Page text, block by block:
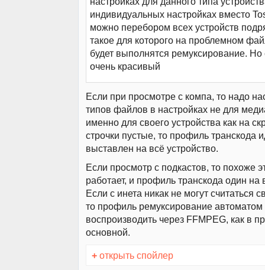
индивидуальных настройках вместо
можно перебором всех устройств
такое для которого на проблемном
будет выполнятся ремуксирование.
очень красивый
Если при просмотре с компа, то надо
типов файлов в настройках не для
именно для своего устройства как на
строчки пустые, то профиль транскода
выставлен на всё устройство.
Если просмотр с подкастов, то похоже
работает, и профиль транскода один на
Если с инета никак не могут считаться
то профиль ремуксирование автоматом
воспроизводить через FFMPEG, как в
основной.
+ открыть спойлер